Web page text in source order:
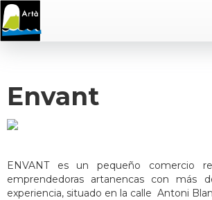
Envant
ENVANT es un pequeño comercio
emprendedoras artanencas con más
experiencia, situado en la calle Antoni